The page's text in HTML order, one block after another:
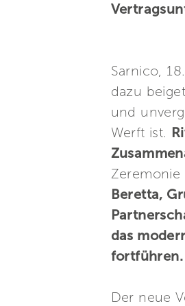
Sarnico,
dazu
und
Werft ist.
Beretta,
das
fortführen.
Der neue